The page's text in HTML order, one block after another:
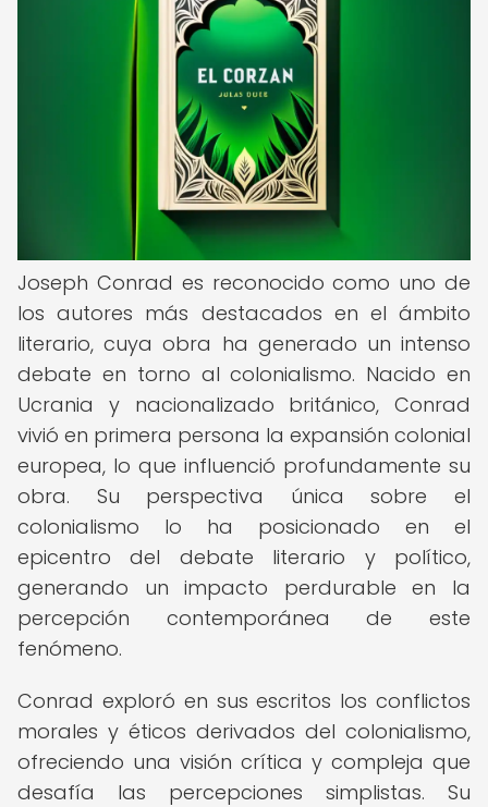
Joseph Conrad es reconocido como uno de
los autores más destacados en el ámbito
literario, cuya obra ha generado un intenso
debate en torno al colonialismo. Nacido en
Ucrania y nacionalizado británico, Conrad
vivió en primera persona la expansión colonial
europea, lo que influenció profundamente su
obra. Su perspectiva única sobre el
colonialismo lo ha posicionado en el
epicentro del debate literario y político,
generando un impacto perdurable en la
percepción contemporánea de este
fenómeno.
Conrad exploró en sus escritos los conflictos
morales y éticos derivados del colonialismo,
ofreciendo una visión crítica y compleja que
desafía las percepciones simplistas. Su